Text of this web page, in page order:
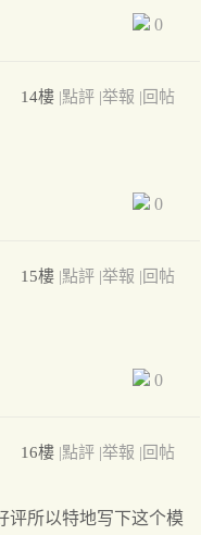
0
14樓 |點評 |举報 |回帖
0
15樓 |點評 |举報 |回帖
0
16樓 |點評 |举報 |回帖
评所以特地写下这个模